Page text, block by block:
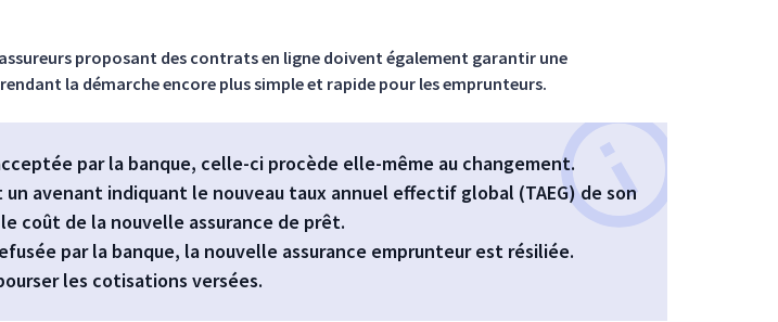
assureurs proposant des contrats en ligne doivent également garantir une
la démarche encore plus simple et rapide pour les emprunteurs.
par la banque, celle-ci procède elle-même au changement.
un avenant indiquant le nouveau taux annuel effectif global (TAEG) de son
coût de la nouvelle assurance de prêt.
par la banque, la nouvelle assurance emprunteur est résiliée.
les cotisations versées.